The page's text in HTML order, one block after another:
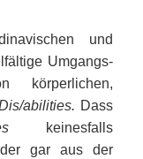
und
Umgangs-
körperlichen,
abilities. Dass
keinesfalls
gar aus der